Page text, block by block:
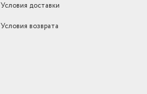
Условия доставки
Условия возврата